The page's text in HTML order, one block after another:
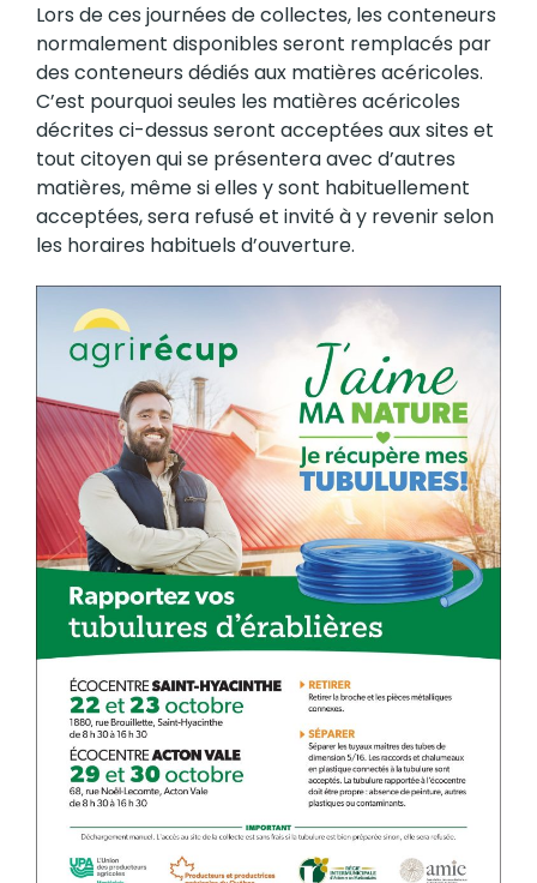
Lors de ces journées de collectes, les conteneurs
normalement disponibles seront remplacés par
des conteneurs dédiés aux matières acéricoles.
C’est pourquoi seules les matières acéricoles
décrites ci-dessus seront acceptées aux sites et
tout citoyen qui se présentera avec d’autres
matières, même si elles y sont habituellement
acceptées, sera refusé et invité à y revenir selon
les horaires habituels d’ouverture.